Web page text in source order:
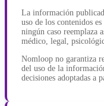
La información
uso de los contenidos
ningún caso reemplaza
médico, legal,
Nomloop no garantiza
del uso de la
decisiones adoptadas a